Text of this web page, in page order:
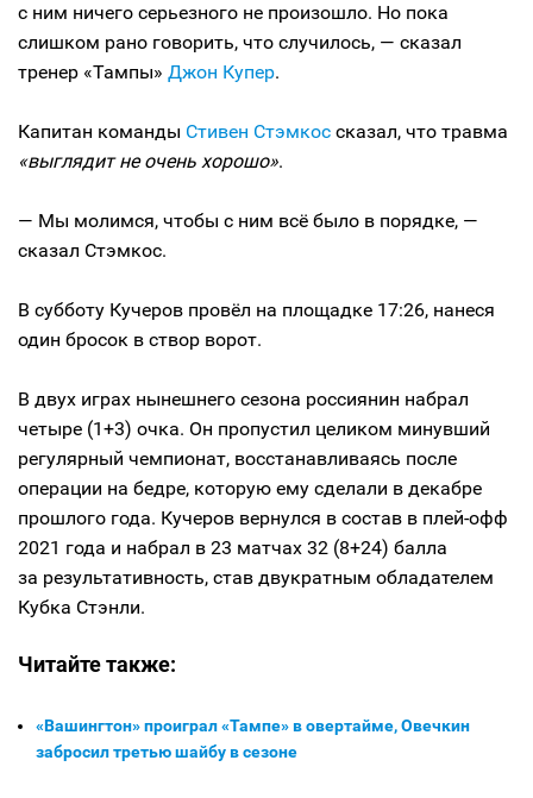
с ним ничего серьезного не произошло. Но пока
слишком рано говорить, что случилось, — сказал
тренер «Тампы» Джон Купер.
Капитан команды Стивен Стэмкос сказал, что травма
«выглядит не очень хорошо».
— Мы молимся, чтобы с ним всё было в порядке, —
сказал Стэмкос.
В субботу Кучеров провёл на площадке 17:26, нанеся
один бросок в створ ворот.
В двух играх нынешнего сезона россиянин набрал
четыре (1+3) очка. Он пропустил целиком минувший
регулярный чемпионат, восстанавливаясь после
операции на бедре, которую ему сделали в декабре
прошлого года. Кучеров вернулся в состав в плей-офф
2021 года и набрал в 23 матчах 32 (8+24) балла
за результативность, став двукратным обладателем
Кубка Стэнли.
Читайте также:
«Вашингтон» проиграл «Тампе» в овертайме, Овечкин
забросил третью шайбу в сезоне